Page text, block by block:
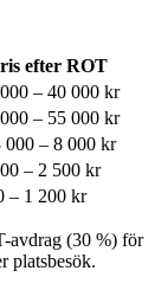
efter ROT
– 40 000 kr
– 55 000 kr
000 – 8 000 kr
– 2 500 kr
– 1 200 kr
avdrag (30 %) för
platsbesök.